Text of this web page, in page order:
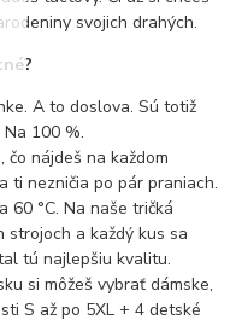
svojich drahých.
A to doslova. Sú totiž
100 %.
nájdeš na každom
ti nezničia po pár praniach.
60 °C. Na naše tričká
strojoch a každý kus sa
tú najlepšiu kvalitu.
si môžeš vybrať dámske,
S až po 5XL + 4 detské